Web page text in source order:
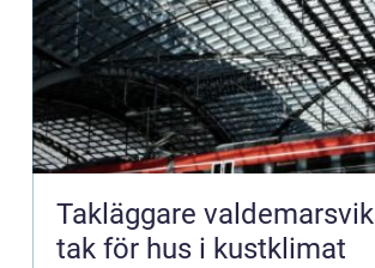
Takläggare valdemarsvik tryggt
tak för hus i kustklimat